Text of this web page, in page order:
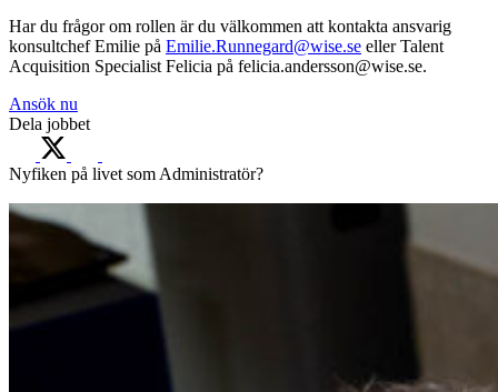
Har du frågor om rollen är du välkommen att kontakta ansvarig
konsultchef Emilie på Emilie.Runnegard@wise.se eller Talent
Acquisition Specialist Felicia på felicia.andersson@wise.se.
Ansök nu
Dela jobbet
Nyfiken på livet som Administratör?